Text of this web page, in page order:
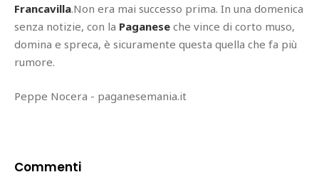
Francavilla.Non era mai successo prima. In una domenica
senza notizie, con la Paganese che vince di corto muso,
domina e spreca, è sicuramente questa quella che fa più
rumore.
Peppe Nocera - paganesemania.it
Commenti